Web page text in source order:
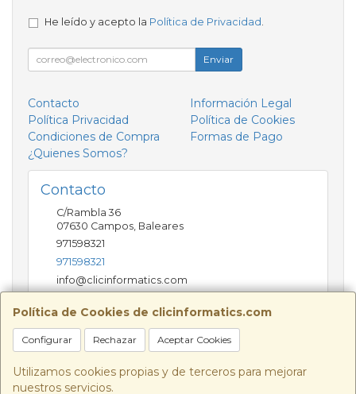
Política de Cookies de clicinformatics.com
Configurar Rechazar Aceptar Cookies
Utilizamos cookies propias y de terceros para mejorar
nuestros servicios.
He leído y acepto la Política de Privacidad
Enviar
Contacto
Información Legal
Política Privacidad
Política de Cookies
Condiciones de Compra
Formas de Pago
¿Quienes Somos?
Contacto
C/Rambla 36
07630 Campos Baleares
971598321
971598321
info@clicinformatics.com
Horario
De lunes a viernes 9:00-13:30/16:00-19:30 Sábados
10:00-13:00